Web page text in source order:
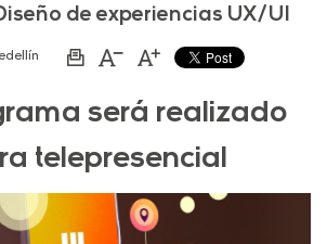
de experiencias UX/UI
ImprimirAumentar
de
la
Disminuir
de
la
será realizado
telepresencial